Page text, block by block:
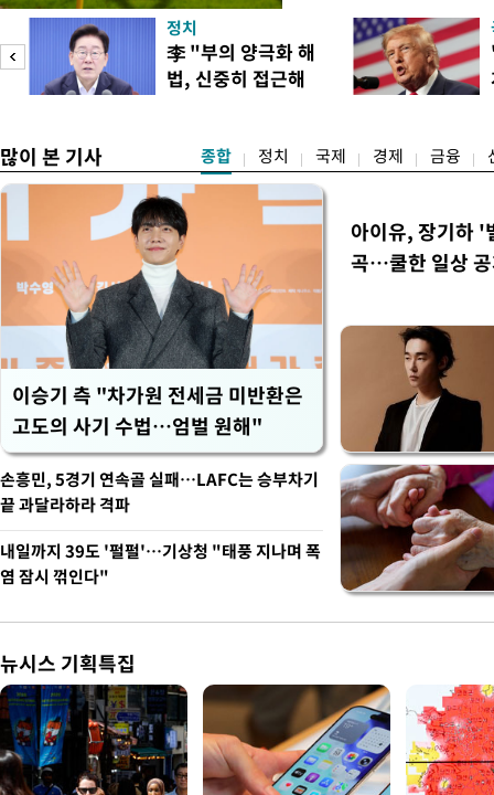
구계에 따르면 국회의 한
년 국제심판 10여 명에게
축구협회는 외국인 심판과
수십만원에서 많게는 100
정치
李 "부의 양극화 해
법, 신중히 접근해
많이 본 기사 종합 정치 국제 경제 금융
이승기 측 "차가원 전세금 미반환은
고도의 사기 수법…엄벌 원해"
아이유, 장기하 '
곡…쿨한 일상
손흥민, 5경기 연속골 실패…LAFC는 승부차기
끝 과달라하라 격파
내일까지 39도 '펄펄'…기상청 "태풍 지나며 폭
염 잠시 꺾인다"
뉴시스 기획특집